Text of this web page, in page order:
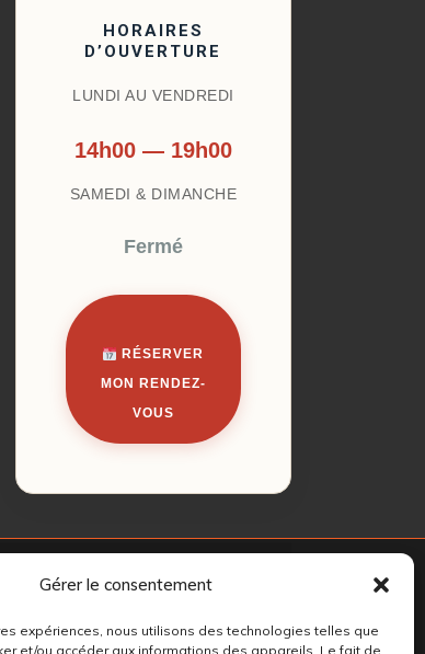
Gérer le consentement
expériences, nous utilisons des technologies telles que
et/ou accéder aux informations des appareils. Le fait de
HORAIRES
D’OUVERTURE
LUNDI AU VENDREDI
14h00 — 19h00
SAMEDI & DIMANCHE
Fermé
RÉSERVER
MON RENDEZ-
VOUS